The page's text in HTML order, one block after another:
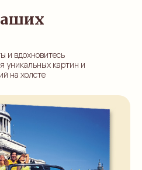
и вдохновитесь
уникальных картин и
на холсте